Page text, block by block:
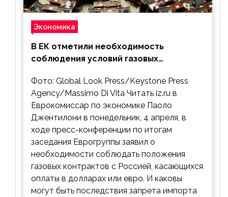
Экономика
В ЕК отметили необходимость
соблюдения условий газовых
Фото: Global Look Press/Keystone Press
Agency/Massimo Di Vita Читать iz.ru в
Еврокомиссар по экономике Паоло
Джентилони в понедельник, 4 апреля, в
ходе пресс-конференции по итогам
заседания Еврогруппы заявил о
необходимости соблюдать положения
газовых контрактов с Россией, касающихся
оплаты в долларах или евро. И каковы
могут быть последствия запрета импорта